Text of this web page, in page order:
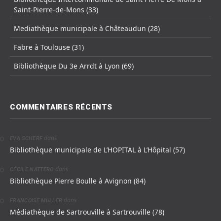
Saint-Pierre-de-Mons (33)
Mediathèque municipale à Châteaudun (28)
Fabre à Toulouse (31)
Bibliothèque Du 3e Arrdt à Lyon (69)
COMMENTAIRES RÉCENTS
EVA SCHERF dans
Bibliothèque municipale de L’HOPITAL à L’Hôpital (57)
CÉCILE NATTERO dans
Bibliothèque Pierre Boulle à Avignon (84)
FRANCOISE MULLER dans
Médiathèque de Sartrouville à Sartrouville (78)